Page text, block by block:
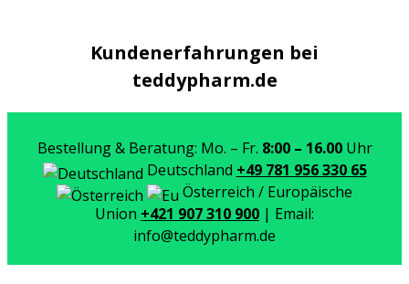
Kundenerfahrungen bei
teddypharm.de
Bestellung & Beratung: Mo. – Fr. 8:00 – 16.00Uhr
Deutschland +49 781 956 330 65
Österreich / Europäische
Union +421 907 310 900 | Email:
info@teddypharm.de